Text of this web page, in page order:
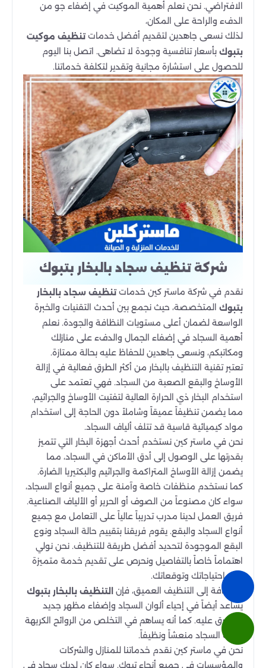
الافتراضي. نحن نعلم أهمية الموكيت في إضفاء جو من
الدفء والراحة على المكان،
لذلك نسعى جاهدين لتقديم أفضل خدماتتنظيف موكيت
بتبوك بأسعار تنافسية وجودة لا تضاهى. اتصل بنا اليوم
للحصول على استشارة مجانية وتقدير لتكلفة خدماتنا.
شركة تنظيف سجاد بالبخار بتبوك
نقدم في شركة ماستر كين خدماتتنظيف سجاد بالبخار
بتبوك المتخصصة، حيث نجمع بين أحدث التقنيات والخبرة
الواسعة لضمان أعلى مستويات النظافة والجودة. نعلم
أهمية السجاد في إضفاء الجمال والدفء على منازلك
ومكاتبكم، ونسعى جاهدين للحفاظ عليه بحالة ممتازة.
تعتبر تقنية التنظيف بالبخار من أكثر الطرق فعالية في إزالة
الأوساخ والبقع الصعبة من السجاد. فهي تعتمد على
استخدام البخار ذي الحرارة العالية لتفتيت الأوساخ والجراثيم،
مما يضمن تنظيفاً عميقاً وشاملاً دون الحاجة إلى استخدام
مواد كيميائية قاسية قد تتلف ألياف السجاد.
نحن في ماستر كين نستخدم أحدث أجهزة البخار التي تتميز
بقدرتها على الوصول إلى أدق الأماكن في السجاد، مما
يضمن إزالة الأوساخ المتراكمة والجراثيم والبكتيريا الضارة.
كما نستخدم منظفات خاصة وآمنة على جميع أنواع السجاد،
سواء كان مصنوعاً من الصوف أو الحرير أو الألياف الصناعية.
فريق العمل لدينا مدرب تدريباً عالياً على التعامل مع جميع
أنواع السجاد والبقع. يقوم فريقنا بتقييم حالة السجاد ونوع
البقع الموجودة لتحديد أفضل طريقة للتنظيف. نحن نولي
اهتماماً خاصاً بالتفاصيل ونحرص على تقديم خدمة متميزة
تلبي احتياجاتك وتوقعاتك.
بالإضافة إلى التنظيف العميق، فإن
التنظيف بالبخار بتبوك
يساعد أيضاً في إحياء ألوان السجاد وإضفاء مظهر جديد
ومشرق عليه. كما أنه يساهم في التخلص من الروائح الكريهة
ويترك السجاد منعشاً ونظيفاً.
نحن في ماستر كين نقدم خدماتنا للمنازل والشركات
والمؤسسات في جميع أنحاء تبوك. سواء كان لديك سجاد في